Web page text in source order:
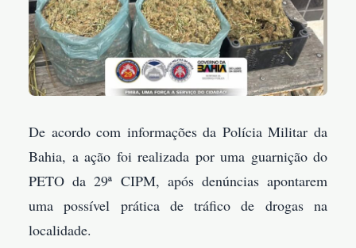
De acordo com informações da Polícia Militar da
Bahia, a ação foi realizada por uma guarnição do
PETO da 29ª CIPM, após denúncias apontarem
uma possível prática de tráfico de drogas na
localidade.